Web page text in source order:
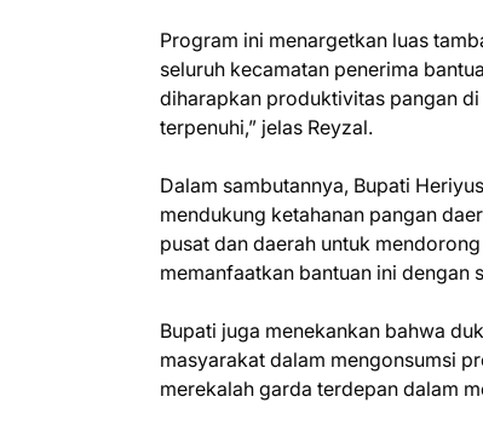
Program ini menargetkan luas
seluruh kecamatan penerima
diharapkan produktivitas pangan
terpenuhi,” jelas Reyzal.
Dalam sambutannya, Bupati
mendukung ketahanan pangan
pusat dan daerah untuk
memanfaatkan bantuan ini dengan
Bupati juga menekankan bahwa
masyarakat dalam mengonsumsi
merekalah garda terdepan dalam